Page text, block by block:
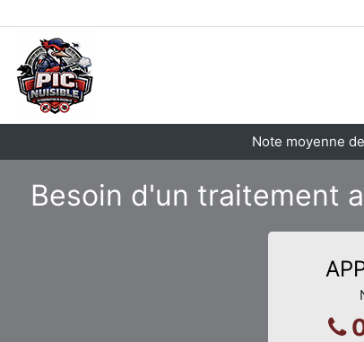
Note moyenne
Besoin d'un traitement